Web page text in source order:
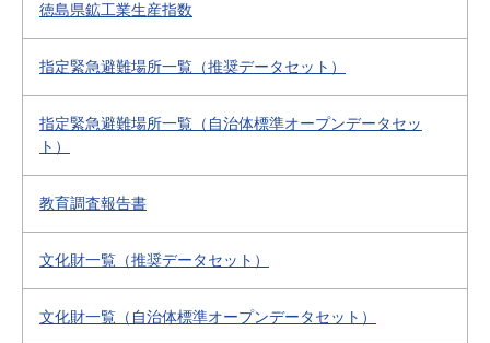
徳島県鉱工業生産指数
指定緊急避難場所一覧（推奨データセット）
指定緊急避難場所一覧（自治体標準オープンデータセッ
ト）
教育調査報告書
文化財一覧（推奨データセット）
文化財一覧（自治体標準オープンデータセット）